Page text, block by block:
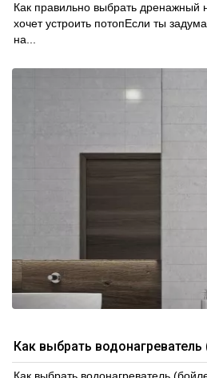
Как правильно выбрать дренажный
хочет устроить потопЕсли ты
на...
Как выбрать водонагреватель